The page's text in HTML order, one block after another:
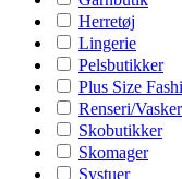
Herretøj
Lingerie
Pelsbutikker
Plus Size
Renseri/
Skobutikker
Skomager
Systuer